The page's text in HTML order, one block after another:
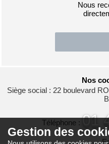
Gestion des
Nous
Nos
Siège social : 22 boulevard
Téléphone : 01